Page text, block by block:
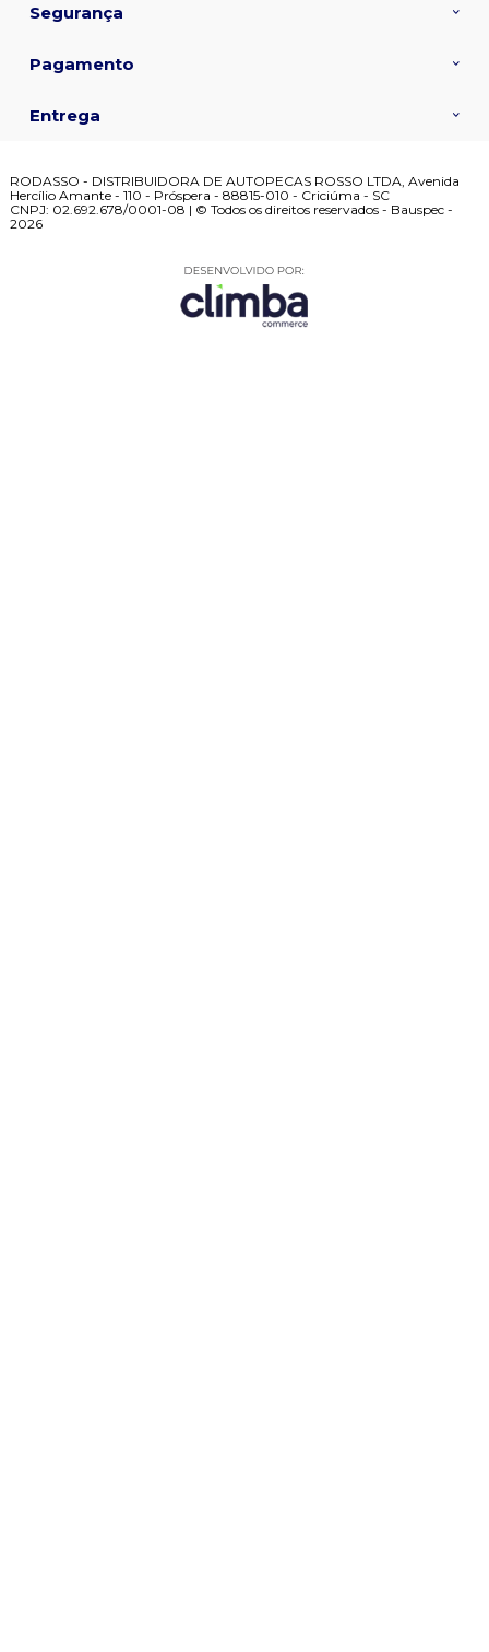
Segurança
Pagamento
Entrega
RODASSO - DISTRIBUIDORA DE AUTOPECAS ROSSO LTDA, Avenida
Hercílio Amante - 110 - Próspera - 88815-010 - Criciúma - SC
CNPJ: 02.692.678/0001-08 | © Todos os direitos reservados - Bauspec -
2026